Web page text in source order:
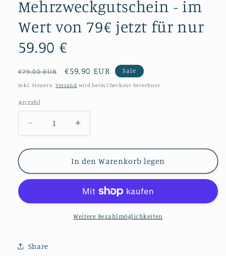
Mehrzweckgutschein - im
Wert von 79€ jetzt für nur
59.90 €
Normaler
Preis
€79,00 EUR Verkaufspreis
€59,90 EUR Sale
Inkl. Steuern. Versand wird beim Checkout berechnet
Anzahl
Verringere
die
Menge
&quot;Löwen
Sommer(S)Pass&quot;
Mehrzweckgutschein
von
Erhöhe
die
Menge
für
&quot;Löwen
Mehrzweckgutschein
-
In den Warenkorb legen
Weitere Bezahlmöglichkeiten
Share